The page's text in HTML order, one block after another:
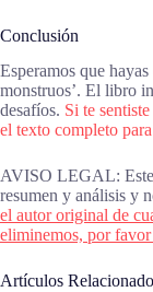
Conclusión
Esperamos que
monstruos’. El libro
desafíos. Si te
el texto completo
AVISO LEGAL: Este
resumen y análisis y
el autor original de
eliminemos, por favor
Artículos